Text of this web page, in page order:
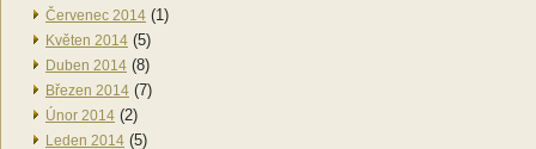
Červenec 2014 (1)
Květen 2014 (5)
Duben 2014 (8)
Březen 2014 (7)
Únor 2014 (2)
Leden 2014 (5)